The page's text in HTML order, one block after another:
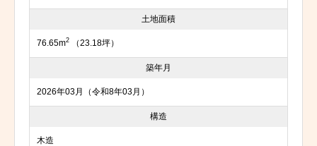
土地面積
76.65m2 （23.18坪）
築年月
2026年03月（令和8年03月）
構造
木造